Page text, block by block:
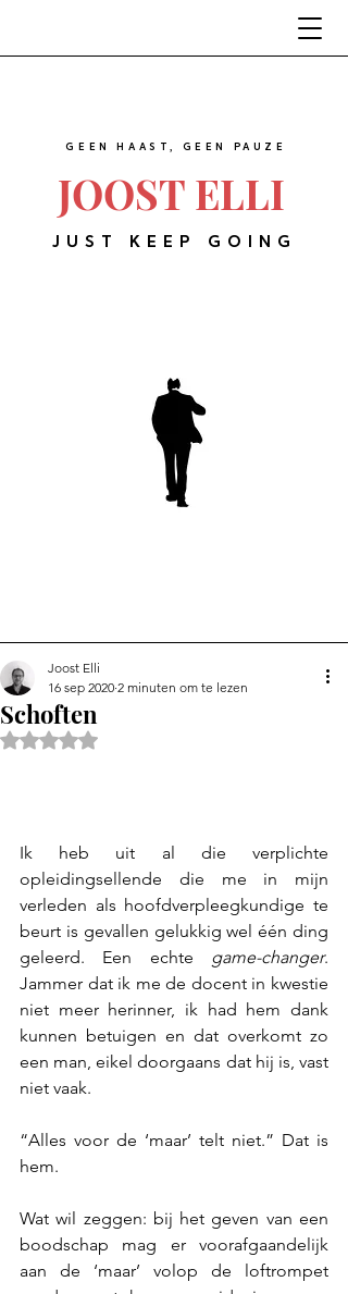
JOOST ELLI
GEEN HAAST, GEEN PAUZE
JUST KEEP GOING
Schoften
Joost Elli
16 sep 2020 2 minuten om te lezen
Beoordeeld met NaN uit 5 sterren.
Ik heb uit al die verplichte
opleidingsellende die me in mijn
verleden als hoofdverpleegkundige te
beurt is gevallen gelukkig wel één ding
geleerd. Een echte game-changer.
Jammer dat ik me de docent in kwestie
niet meer herinner, ik had hem dank
kunnen betuigen en dat overkomt zo
een man, eikel doorgaans dat hij is, vast
niet vaak.
“Alles voor de ‘maar’ telt niet.” Dat is
hem.
Wat wil zeggen: bij het geven van een
boodschap mag er voorafgaandelijk
aan de ‘maar’ volop de loftrompet